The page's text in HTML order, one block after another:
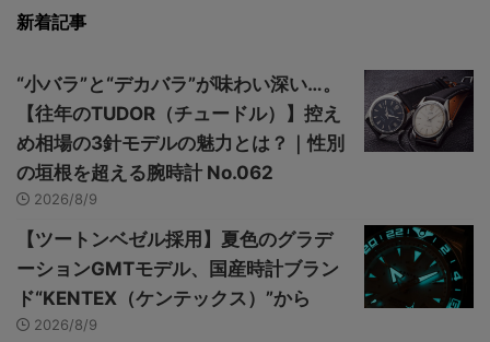
新着記事
“小バラ”と“デカバラ”が味わい深い…。
【往年のTUDOR（チュードル）】控え
め相場の3針モデルの魅力とは？｜性別
の垣根を超える腕時計 No.062
2026/8/9
【ツートンベゼル採用】夏色のグラデ
ーションGMTモデル、国産時計ブラン
ド“KENTEX（ケンテックス）”から
2026/8/9